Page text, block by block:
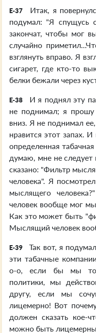
E-37
Итак, я
подумал: "Я спущусь
закончат, чтобы мог
случайно
взглянуть вправо. Я
сигарет, где кто-то
белки бежали через
E-38
И я поднял эту
не поднимал; я
вниз. Я не поднимал
нравится этот запах.
определенная
думаю, мне не следует
сказано: "Фильтр
человека". Я
мыслящего
человек вообще мог
Как это может быть
Мыслящий человек
E-39
Так вот, я
эти табачные
о-о, если бы мы
политики, мы
другу, если мы
лицемерно! Вот
должен сказать кое-
можно быть